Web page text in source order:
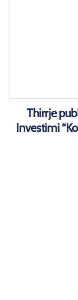
Thirrje
Investimi